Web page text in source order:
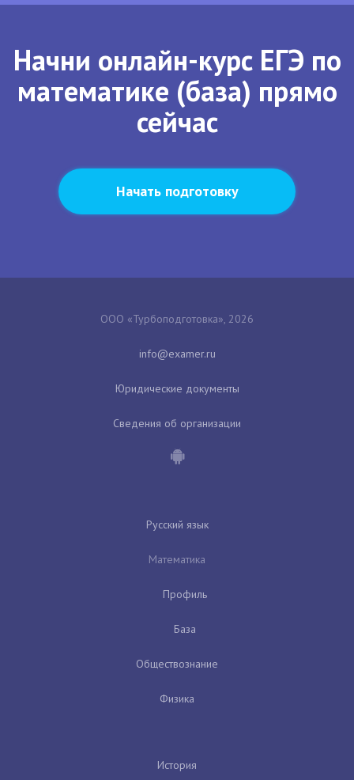
Начни онлайн-курс ЕГЭ по
математике (база) прямо
сейчас
Начать подготовку
ООО «Турбоподготовка», 2026
Юридические документы
Сведения об организации
Русский язык
Математика
Профиль
База
Обществознание
Физика
История